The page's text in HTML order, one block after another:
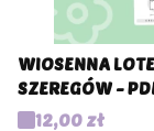
WIOSENNA
SZEREGÓW -
Cena
12,00 zł